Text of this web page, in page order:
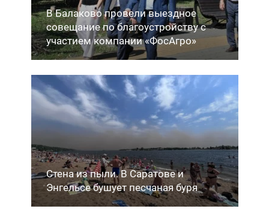
В Балаково провели выездное
совещание по благоустройству с
участием компании «ФосАгро»
Стена из пыли. В Саратове и
Энгельсе бушует песчаная буря